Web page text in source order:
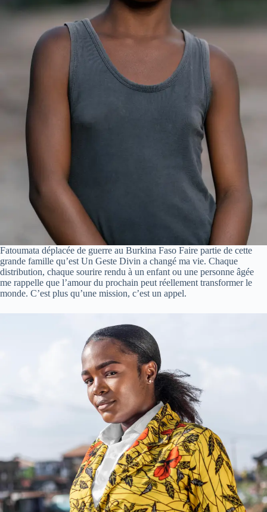
Fatoumata déplacée de guerre au Burkina Faso Faire partie de cette
grande famille qu’est Un Geste Divin a changé ma vie. Chaque
distribution, chaque sourire rendu à un enfant ou une personne âgée
me rappelle que l’amour du prochain peut réellement transformer le
monde. C’est plus qu’une mission, c’est un appel.